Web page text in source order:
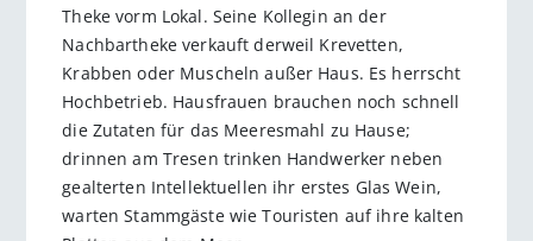
Theke vorm Lokal. Seine Kollegin an der
Nachbartheke verkauft derweil Krevetten,
Krabben oder Muscheln außer Haus. Es herrscht
Hochbetrieb. Hausfrauen brauchen noch schnell
die Zutaten für das Meeresmahl zu Hause;
drinnen am Tresen trinken Handwerker neben
gealterten Intellektuellen ihr erstes Glas Wein,
warten Stammgäste wie Touristen auf ihre kalten